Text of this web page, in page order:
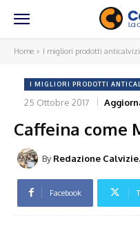
Home I migliori prodotti
I MIGLIORI PRODOTTI
25 Ottobre 2017
Caffeina come
By Redazione
Facebook